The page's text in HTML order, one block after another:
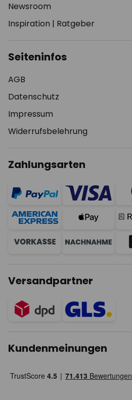
Newsroom
Inspiration | Ratgeber
Seiteninfos
AGB
Datenschutz
Impressum
Widerrufsbelehrung
Zahlungsarten
Versandpartner
Kundenmeinungen